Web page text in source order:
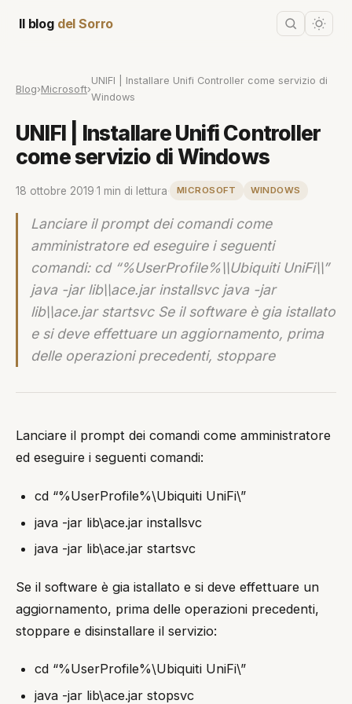
Il blog del Sorro
Blog›Microsoft›
UNIFI | Installare Unifi Controller come servizio di
Windows
UNIFI | Installare Unifi Controller
come servizio di Windows
18 ottobre 2019 1 min di lettura MICROSOFT WINDOWS
Lanciare il prompt dei comandi come
amministratore ed eseguire i seguenti
comandi: cd “%UserProfile%\\Ubiquiti UniFi\\”
java -jar lib\\ace.jar installsvc java -jar
lib\\ace.jar startsvc Se il software è gia istallato
e si deve effettuare un aggiornamento, prima
delle operazioni precedenti, stoppare
Lanciare il prompt dei comandi come amministratore
ed eseguire i seguenti comandi:
cd “%UserProfile%\Ubiquiti UniFi\”
java -jar lib\ace.jar installsvc
java -jar lib\ace.jar startsvc
Se il software è gia istallato e si deve effettuare un
aggiornamento, prima delle operazioni precedenti,
stoppare e disinstallare il servizio:
cd “%UserProfile%\Ubiquiti UniFi\”
java -jar lib\ace.jar stopsvc